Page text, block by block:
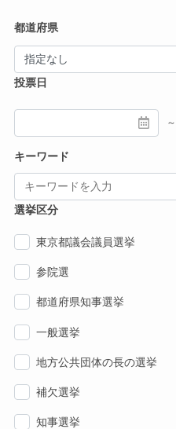
都道府県
投票日
～
キーワード
選挙区分
東京都議会議員選挙
参院選
都道府県知事選挙
一般選挙
地方公共団体の長の選挙
補欠選挙
知事選挙